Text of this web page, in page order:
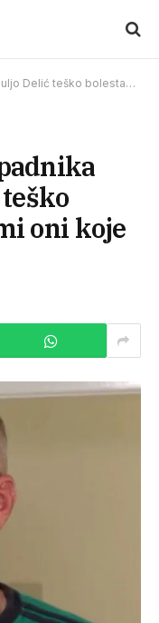
Pomažu mi oni koje sam pomagao
oni koje